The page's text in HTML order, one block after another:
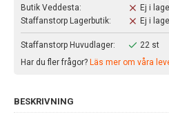
Butik Veddesta:
Ej i
Staffanstorp Lagerbutik:
Ej i
Staffanstorp Huvudlager:
22 st
Har du fler frågor? Läs mer om våra
BESKRIVNING